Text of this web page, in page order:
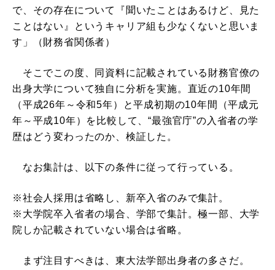
で、その存在について『聞いたことはあるけど、見た
ことはない』というキャリア組も少なくないと思いま
す」（財務省関係者）
そこでこの度、同資料に記載されている財務官僚の
出身大学について独自に分析を実施。直近の10年間
（平成26年～令和5年）と平成初期の10年間（平成元
年～平成10年）を比較して、“最強官庁”の入省者の学
歴はどう変わったのか、検証した。
なお集計は、以下の条件に従って行っている。
※社会人採用は省略し、新卒入省のみで集計。
※大学院卒入省者の場合、学部で集計。極一部、大学
院しか記載されていない場合は省略。
まず注目すべきは、東大法学部出身者の多さだ。